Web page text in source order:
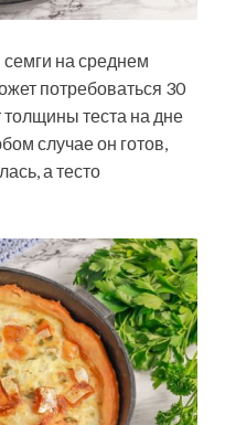
на среднем
потребоваться 30
толщины теста на дне
случае он готов,
а тесто